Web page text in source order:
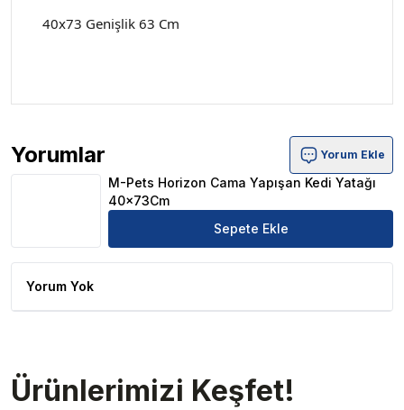
40x73 Genişlik 63 Cm
Yorumlar
M-Pets Horizon Cama Yapışan Kedi Yatağı 40x73Cm
Yorum Ekle
M-Pets Horizon Cama Yapışan Kedi Yatağı
40x73Cm
Sepete Ekle
Yorum Yok
Ürünlerimizi Keşfet!